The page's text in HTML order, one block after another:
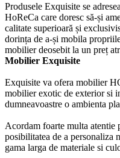
Produsele Exquisite se
HoReCa care doresc să-și
calitate superioară și
dorința de a-și mobila
mobilier deosebit la un preț
Mobilier Exquisite
Exquisite va ofera mobilier
mobilier exotic de exterior si
dumneavoastre o ambienta
Acordam foarte multa
posibilitatea de a personaliza
gama larga de materiale si